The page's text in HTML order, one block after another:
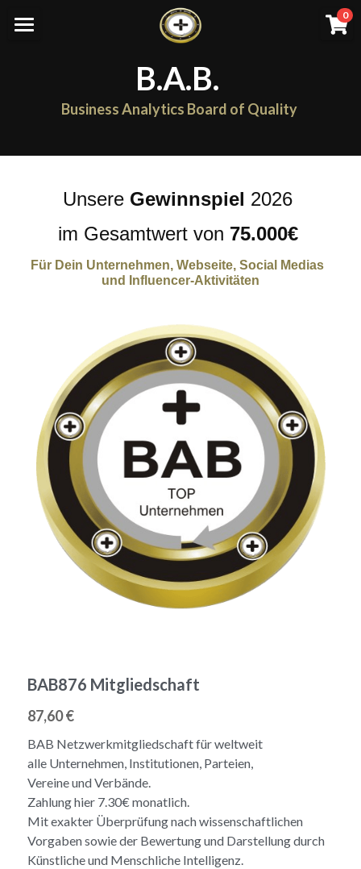
B.A.B.
Business Analytics Board of Quality
0
Unternehmen
BAB
Netzwerk/ Spende/ Preis
Suche
Unsere Gewinnspiel 2026
im Gesamtwert von 75.000€
Für Dein Unternehmen, Webseite, Social Medias
und Influencer-Aktivitäten
BAB876 Mitgliedschaft
87,60 €
BAB Netzwerkmitgliedschaft für weltweit
alle Unternehmen, Institutionen, Parteien,
Vereine und Verbände.
Zahlung hier 7.30€ monatlich.
Mit exakter Überprüfung nach wissenschaftlichen
Vorgaben sowie der Bewertung und Darstellung durch
Künstliche und Menschliche Intelligenz.
×
SHOPKATEGORIEN